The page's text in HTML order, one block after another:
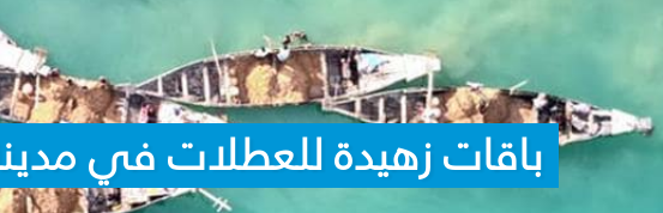
باقات زهيدة للعطلات في